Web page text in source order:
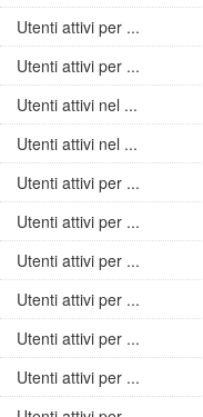
Utenti attivi per ...
Utenti attivi per ...
Utenti attivi nel ...
Utenti attivi nel ...
Utenti attivi per ...
Utenti attivi per ...
Utenti attivi per ...
Utenti attivi per ...
Utenti attivi per ...
Utenti attivi per ...